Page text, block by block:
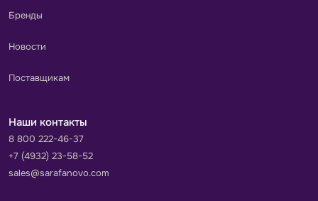
Бренды
Новости
Поставщикам
Наши контакты
8 800 222-46-37
+7 (4932) 23-58-52
sales@sarafanovo.com